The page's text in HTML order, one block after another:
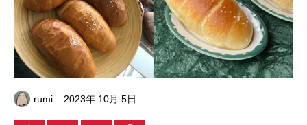
rumi 2023年 10月 5日